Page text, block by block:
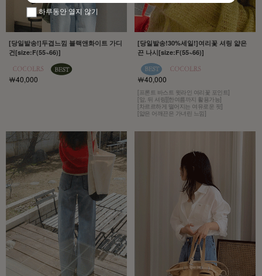
[당일발송!]두겹느낌 블랙앤화이트 가디
건[size:F(55~66)]
￦40,000
[당일발송!30%세일!]여리꽃 셔링 얇은
끈 나시[size:F(55~66)]
￦40,000
[프론트 바스트 윗라인 여리꽃 포인트]
[앞, 뒤 셔링][한여름까지 활용가능]
[차르르하게 떨어지는 여유로운 핏]
[얇은 어깨끈은 가녀린 느낌]
하루동안 열지 않기